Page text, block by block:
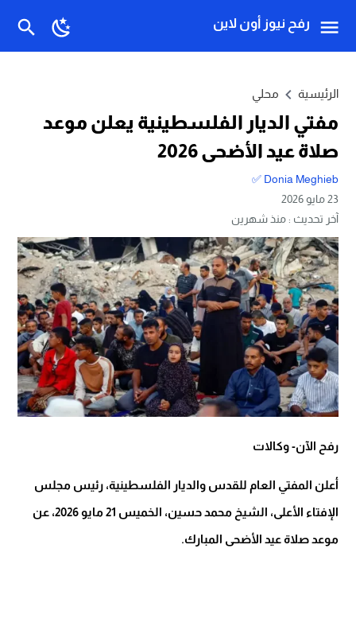
رفح نيوز أون لاين
الرئيسية محلي
مفتي الديار الفلسطينية يعلن موعد
صلاة عيد الأضحى 2026
Donia Meghieb ✅
23 مايو 2026
آخر تحديث :منذ شهرين
رفح الآن- وكالات
أعلن المفتي العام للقدس والديار الفلسطينية، رئيس مجلس
الإفتاء الأعلى، الشيخ محمد حسين، الخميس 21 مايو 2026، عن
موعد صلاة عيد الأضحى المبارك.